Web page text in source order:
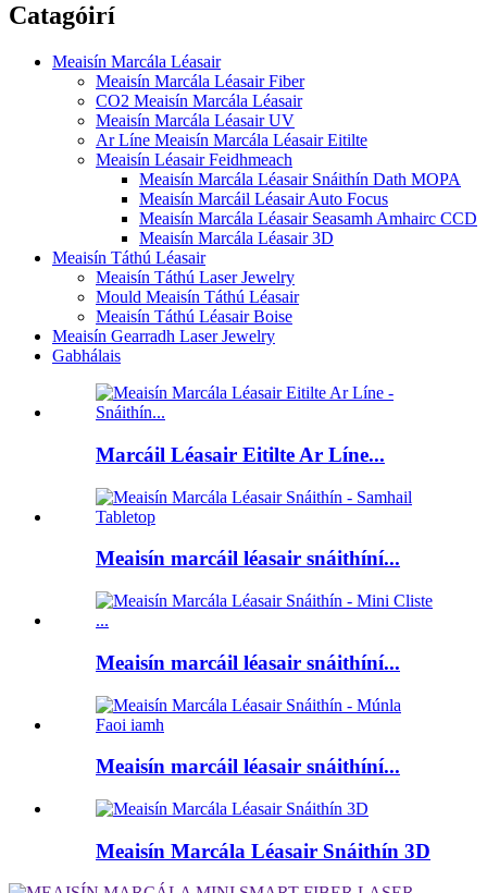
Catagóirí
Meaisín Marcála Léasair
Meaisín Marcála Léasair Fiber
CO2 Meaisín Marcála Léasair
Meaisín Marcála Léasair UV
Ar Líne Meaisín Marcála Léasair Eitilte
Meaisín Léasair Feidhmeach
Meaisín Marcála Léasair Snáithín Dath MOPA
Meaisín Marcáil Léasair Auto Focus
Meaisín Marcála Léasair Seasamh Amhairc CCD
Meaisín Marcála Léasair 3D
Meaisín Táthú Léasair
Meaisín Táthú Laser Jewelry
Mould Meaisín Táthú Léasair
Meaisín Táthú Léasair Boise
Meaisín Gearradh Laser Jewelry
Gabhálais
Marcáil Léasair Eitilte Ar Líne...
Meaisín marcáil léasair snáithíní...
Meaisín marcáil léasair snáithíní...
Meaisín marcáil léasair snáithíní...
Meaisín Marcála Léasair Snáithín 3D